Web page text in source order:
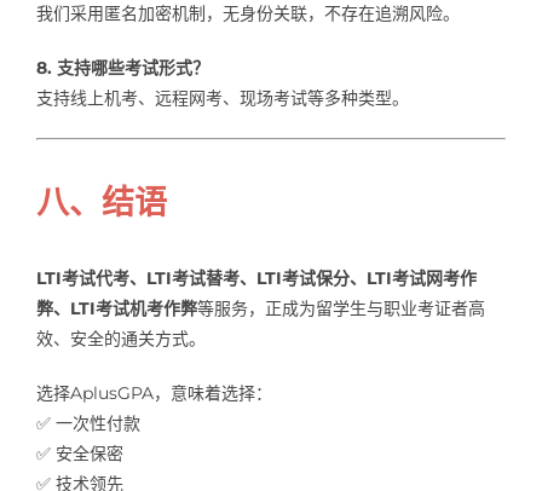
我们采用匿名加密机制，无身份关联，不存在追溯风险。
8. 支持哪些考试形式？
支持线上机考、远程网考、现场考试等多种类型。
八、结语
LTI考试代考、LTI考试替考、LTI考试保分、LTI考试网考作
弊、LTI考试机考作弊等服务，正成为留学生与职业考证者高
效、安全的通关方式。
选择AplusGPA，意味着选择：
✅ 一次性付款
✅ 安全保密
✅ 技术领先